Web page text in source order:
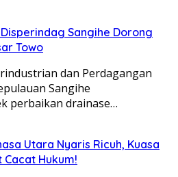
Sangihe Dorong
Towo
dan Perdagangan
Sangihe
perbaikan drainase…
Utara Nyaris Ricuh, Kuasa
Cacat Hukum!